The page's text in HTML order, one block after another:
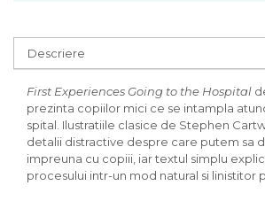
Descriere
First Experiences Going to the Hospital
prezinta copiilor mici ce se intampla
spital. Ilustratiile clasice de Stephen
detalii distractive despre care putem sa
impreuna cu copiii, iar textul simplu
procesului intr-un mod natural si linistitor